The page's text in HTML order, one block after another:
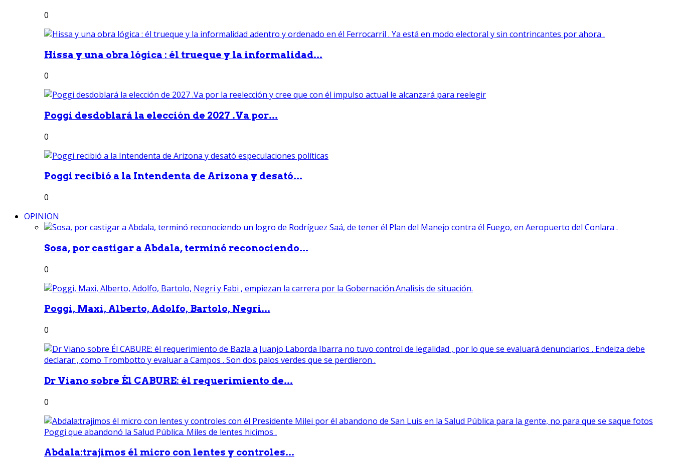
0
Hissa y una obra lógica : él trueque y la informalidad...
0
Poggi desdoblará la elección de 2027 .Va por...
0
Poggi recibió a la Intendenta de Arizona y desató...
0
OPINION
Sosa, por castigar a Abdala, terminó reconociendo...
0
Poggi, Maxi, Alberto, Adolfo, Bartolo, Negri...
0
Dr Viano sobre Él CABURE: él requerimiento de...
0
Abdala:trajimos él micro con lentes y controles...